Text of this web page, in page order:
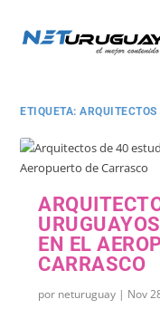
ETIQUETA:ARQUITECTOS
EN EL
CARRASCO
por neturuguay | Nov